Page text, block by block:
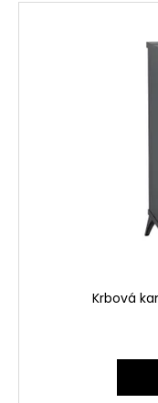
Krbová